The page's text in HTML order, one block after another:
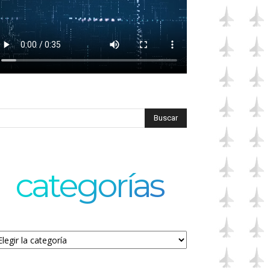
categorías